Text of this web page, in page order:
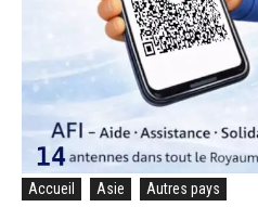
Accueil Asie Autres pays